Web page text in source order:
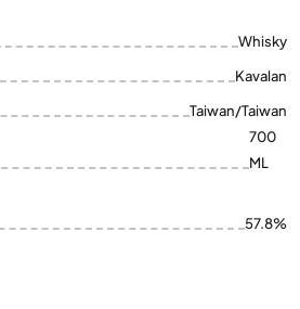
Whisky
Kavalan
Taiwan/Taiwan
700
ML
57.8%